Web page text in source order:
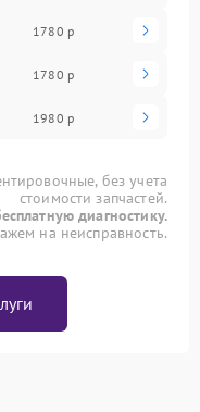
1780 р
1780 р
1980 р
без учета
стоимости запчастей.
диагностику.
на неисправность.